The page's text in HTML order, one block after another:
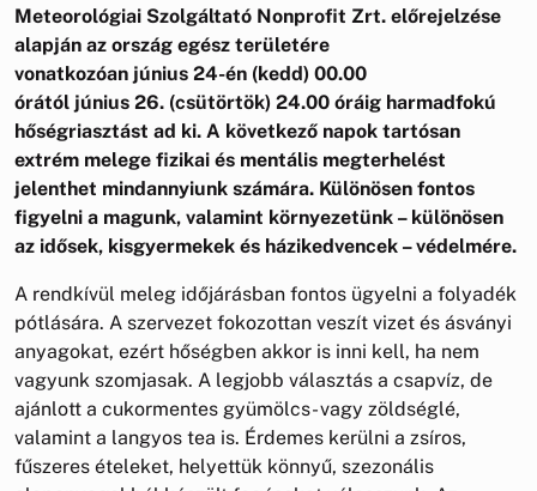
Meteorológiai Szolgáltató Nonprofit Zrt. előrejelzése
alapján az ország egész területére
vonatkozóan június 24-én (kedd) 00.00
órától június 26. (csütörtök) 24.00 óráig harmadfokú
hőségriasztást ad ki. A következő napok tartósan
extrém melege fizikai és mentális megterhelést
jelenthet mindannyiunk számára. Különösen fontos
figyelni a magunk, valamint környezetünk – különösen
az idősek, kisgyermekek és házikedvencek – védelmére.
A rendkívül meleg időjárásban fontos ügyelni a folyadék
pótlására. A szervezet fokozottan veszít vizet és ásványi
anyagokat, ezért hőségben akkor is inni kell, ha nem
vagyunk szomjasak. A legjobb választás a csapvíz, de
ajánlott a cukormentes gyümölcs- vagy zöldséglé,
valamint a langyos tea is. Érdemes kerülni a zsíros,
fűszeres ételeket, helyettük könnyű, szezonális